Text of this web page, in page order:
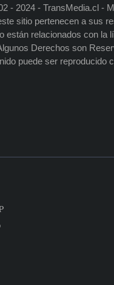
- 2024 - TransMedia.cl -
sitio pertenecen a sus
están relacionados con la
Derechos son
puede ser reproducido